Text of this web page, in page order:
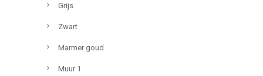
Grijs
Zwart
Marmer goud
Muur 1